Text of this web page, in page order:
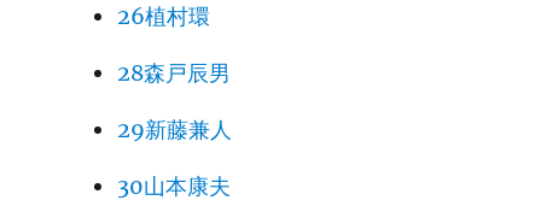
26植村環
28森戸辰男
29新藤兼人
30山本康夫